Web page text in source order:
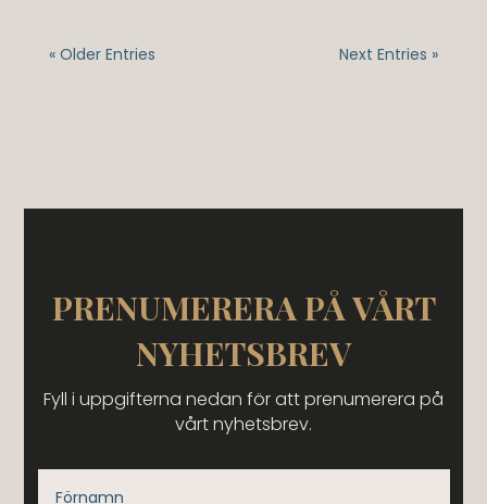
« Older Entries Next Entries »
PRENUMERERA PÅ VÅRT
NYHETSBREV
Fyll i uppgifterna nedan för att prenumerera på
vårt nyhetsbrev.